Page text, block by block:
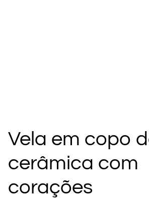
Vela em copo
cerâmica com
corações